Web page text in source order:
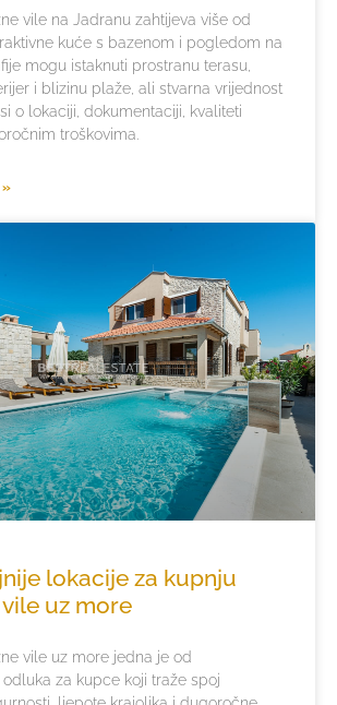
vile na Jadranu zahtijeva više od
kuće s bazenom i pogledom na
mogu istaknuti prostranu terasu,
i blizinu plaže, ali stvarna vrijednost
o lokaciji, dokumentaciji, kvaliteti
troškovima.
»
lokacije za kupnju
uz more
vile uz more jedna je od
za kupce koji traže spoj